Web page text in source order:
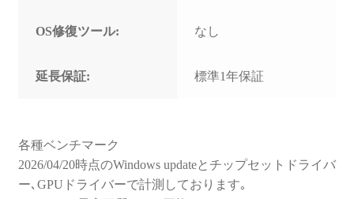
OS修復ツール: なし
延長保証: 標準1年保証
各種ベンチマーク
2026/04/20時点のWindows updateとチップセットドライバ
ー､GPUドライバーで計測しております｡